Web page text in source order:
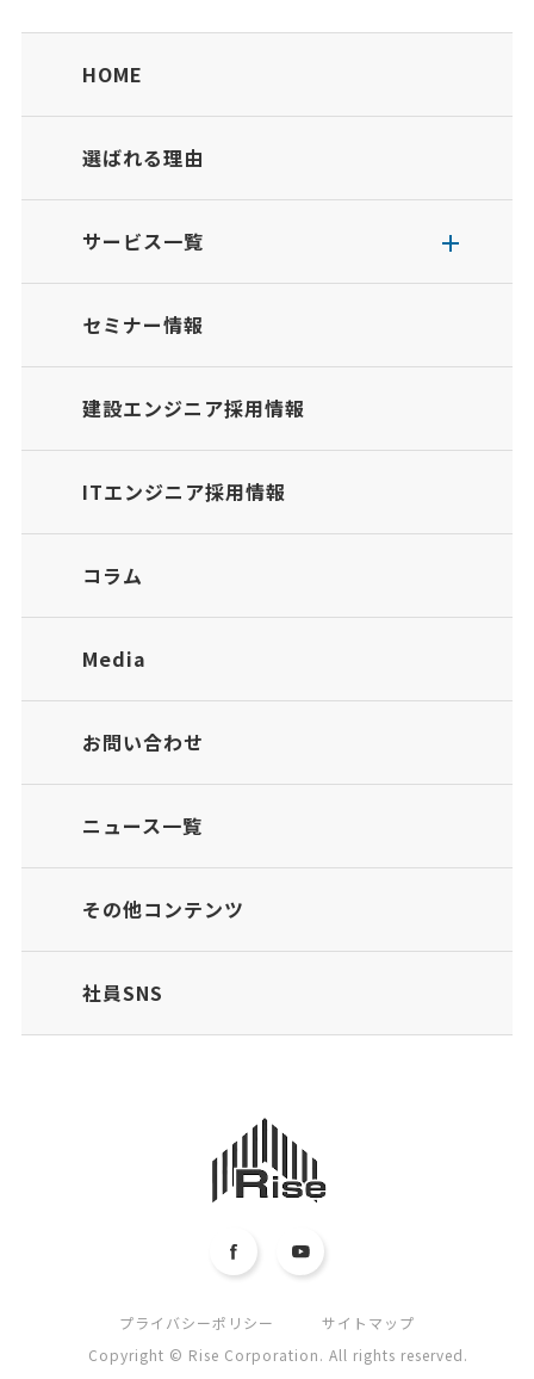
HOME
選ばれる理由
サービス一覧
セミナー情報
建設エンジニア採用情報
ITエンジニア採用情報
コラム
Media
お問い合わせ
ニュース一覧
その他コンテンツ
社員SNS
プライバシーポリシー
サイトマップ
Copyright © Rise Corporation. All rights reserved.